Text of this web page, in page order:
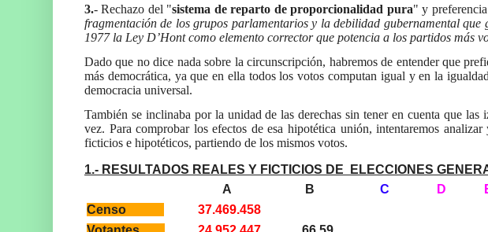
3.- Rechazo del "sistema de reparto de proporcionalidad pura" y
fragmentación de los grupos parlamentarios y la debilidad gubernamental que
1977 la Ley D’Hont como elemento corrector que potencia a los partidos más
Dado que no dice nada sobre la circunscripción, habremos de entender que
más democrática, ya que en ella todos los votos computan igual y en la
democracia universal.
También se inclinaba por la unidad de las derechas sin tener en cuenta que
vez. Para comprobar los efectos de esa hipotética unión, intentaremos
ficticios e hipotéticos, partiendo de los mismos votos.
1.- RESULTADOS REALES Y FICTICIOS DE
ELECCIONES
A
B C D
Censo
37.469.458